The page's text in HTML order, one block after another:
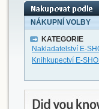
NÁKUPNÍ VOLBY
KATEGORIE
Nakladatelství E-
Knihkupectví E-